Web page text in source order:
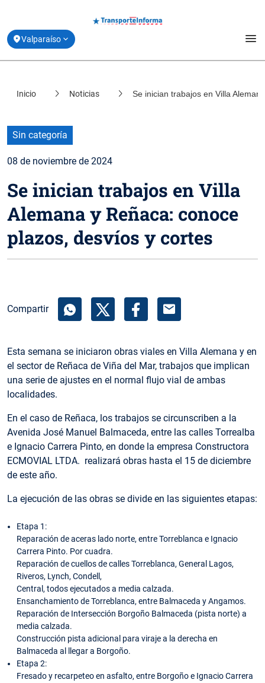
Valparaíso menu
Derribando Mitos
Centro de ayuda
Acerca de Transporte Informa
location_onSantiago
location_onCoquimbo
location_onBiobío
location_on Los Lagos
Inicio Noticias Se inician trabajos en Villa
Sin categoría
08 de noviembre de 2024
Se inician trabajos en Villa
Alemana y Reñaca: conoce
plazos, desvíos y cortes
Compartir mail
Esta semana se iniciaron obras viales en Villa Alemana y en
el sector de Reñaca de Viña del Mar, trabajos que implican
una serie de ajustes en el normal flujo vial de ambas
localidades.
En el caso de Reñaca, los trabajos se circunscriben a la
Avenida José Manuel Balmaceda, entre las calles Torrealba
e Ignacio Carrera Pinto, en donde la empresa Constructora
ECMOVIAL LTDA. realizará obras hasta el 15 de diciembre
de este año.
La ejecución de las obras se divide en las siguientes etapas:
Etapa 1:
Reparación de aceras lado norte, entre Torreblanca e Ignacio
Carrera Pinto. Por cuadra.
Reparación de cuellos de calles Torreblanca, General Lagos,
Riveros, Lynch, Condell,
Central, todos ejecutados a media calzada.
Ensanchamiento de Torreblanca, entre Balmaceda y Angamos.
Reparación de Intersección Borgoño Balmaceda (pista norte) a
media calzada.
Construcción pista adicional para viraje a la derecha en
Balmaceda al llegar a Borgoño.
Etapa 2:
Fresado y recarpeteo en asfalto, entre Borgoño e Ignacio Carrera